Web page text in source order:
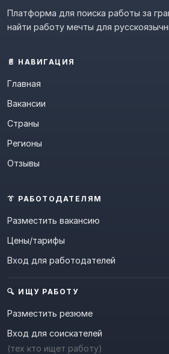
Платформа для поиска работы за
найти работу мечты для
📄 НАВИГАЦИЯ
Главная
Вакансии
Страны
Регионы
Отзывы
👔 РАБОТОДАТЕЛЯМ
Разместить вакансию
Цены/тарифы
Вход для работодателей
🔍 ИЩУ РАБОТУ
Разместить резюме
Вход для соискателей
(тех кто ищет работу)